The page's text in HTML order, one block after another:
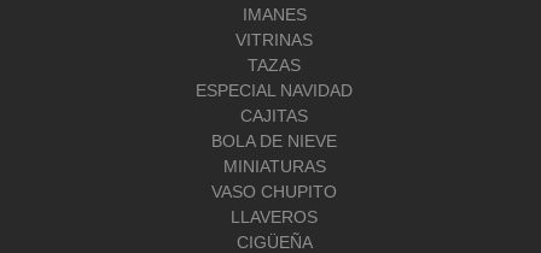
IMANES
VITRINAS
TAZAS
ESPECIAL NAVIDAD
CAJITAS
BOLA DE NIEVE
MINIATURAS
VASO CHUPITO
LLAVEROS
CIGÜEÑA